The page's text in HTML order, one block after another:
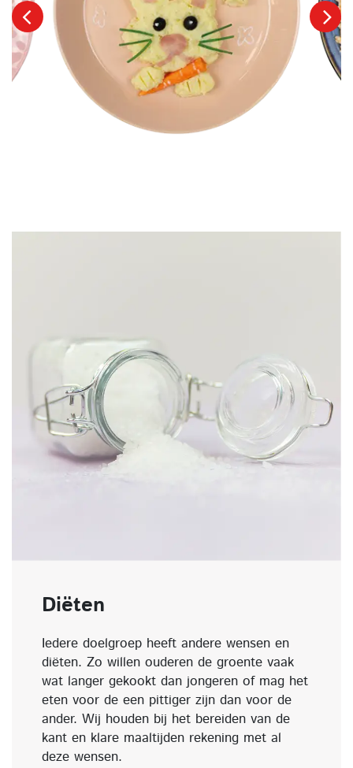
Diëten
Iedere doelgroep heeft andere wensen en
diëten. Zo willen ouderen de groente vaak
wat langer gekookt dan jongeren of mag het
eten voor de een pittiger zijn dan voor de
ander. Wij houden bij het bereiden van de
kant en klare maaltijden rekening met al
deze wensen.